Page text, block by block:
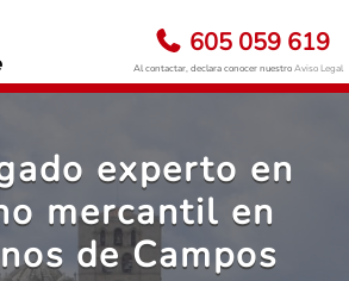
605 059 619
Al contactar, declara conocer nuestroAviso Legal
experto en
mercantil en
de Campos